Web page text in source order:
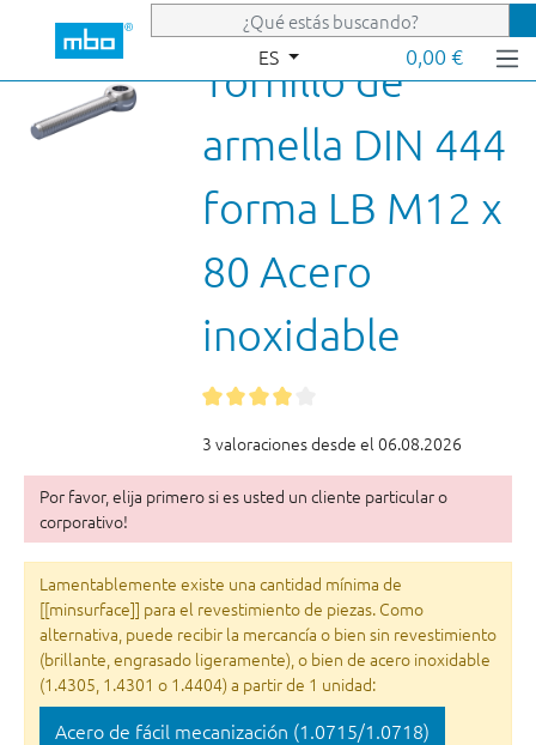
Saltar al contenido principal
ES 0,00 €
Tornillo de
armella DIN 444
forma LB M12 x
80 Acero
inoxidable
3 valoraciones desde el 06.08.2026
Por favor, elija primero si es usted un cliente particular o
corporativo!
Lamentablemente existe una cantidad mínima de
[[minsurface]] para el revestimiento de piezas. Como
alternativa, puede recibir la mercancía o bien sin revestimiento
(brillante, engrasado ligeramente), o bien de acero inoxidable
(1.4305, 1.4301 o 1.4404) a partir de 1 unidad:
Acero de fácil mecanización (1.0715/1.0718)